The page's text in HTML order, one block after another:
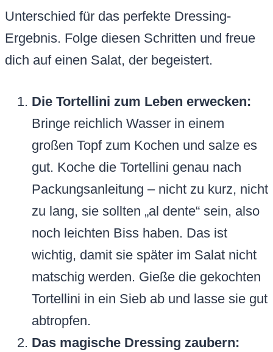
Unterschied für das perfekte Dressing-
Ergebnis. Folge diesen Schritten und freue
dich auf einen Salat, der begeistert.
Die Tortellini zum Leben erwecken:
Bringe reichlich Wasser in einem
großen Topf zum Kochen und salze es
gut. Koche die Tortellini genau nach
Packungsanleitung – nicht zu kurz, nicht
zu lang, sie sollten „al dente“ sein, also
noch leichten Biss haben. Das ist
wichtig, damit sie später im Salat nicht
matschig werden. Gieße die gekochten
Tortellini in ein Sieb ab und lasse sie gut
abtropfen.
Das magische Dressing zaubern: